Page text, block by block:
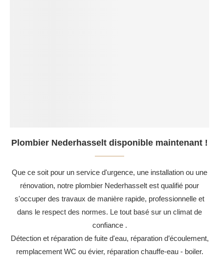
Plombier Nederhasselt disponible maintenant !
Que ce soit pour un service d'urgence, une installation ou une
rénovation, notre plombier Nederhasselt est qualifié pour
s'occuper des travaux de manière rapide, professionnelle et
dans le respect des normes. Le tout basé sur un climat de
confiance .
Détection et réparation de fuite d'eau, réparation d’écoulement,
remplacement WC ou évier, réparation chauffe-eau - boiler.